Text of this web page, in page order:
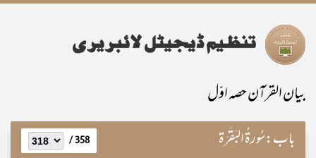
بیان القرآن حصہ اوّل
باب:سُورۃُ البَقَرَۃ 358 /